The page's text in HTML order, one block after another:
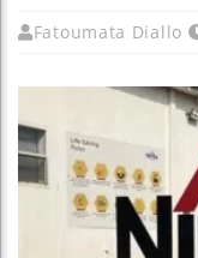
Fatoumata Diallo